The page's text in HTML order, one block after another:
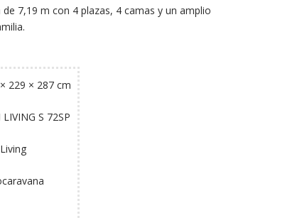
de 7,19 m con 4 plazas, 4 camas y un amplio
229 × 287 cm
LIVING S 72SP